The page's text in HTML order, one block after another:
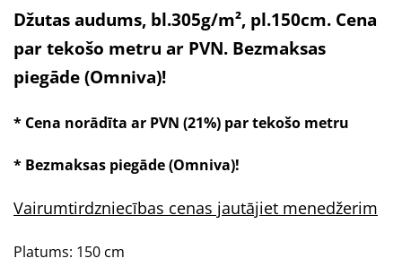
Džutas audums, bl.305g/m², pl.150cm. Cena
par tekošo metru ar PVN. Bezmaksas
piegāde (Omniva)!
* Cena norādīta ar PVN (21%) par tekošo metru
* Bezmaksas piegāde (Omniva)!
Vairumtirdzniecības cenas jautājiet menedžerim
Platums: 150 cm